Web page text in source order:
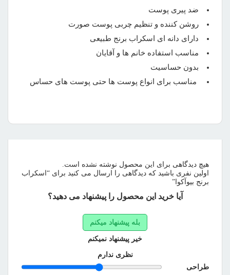
ضد پیری پوست
روشن کننده و تنظیم چربی پوست صورت
دارای دانه ای اسکراب برنج طبیعی
مناسب استفاده خانم ها و آقایان
بدون حساسیت
مناسب برای انواع پوست ها حتی پوست های حساس
هیچ دیدگاهی برای این محصول نوشته نشده است.
اولین نفری باشید که دیدگاهی را ارسال می کنید برای “اسکراب
برنج بیوآکوا”
آیا خرید این محصول را پیشنهاد می دهید؟
بله پیشنهاد میکنم
خیر پیشنهاد نمیکنم
نظری ندارم
طراحی